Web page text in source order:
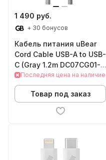
1 490 руб.
+ 30 бонусов
Кабель питания uBear
Cord Cable USB-A to USB-
C (Gray 1.2m DC07CG01-
AC)Последняя цена на наличие
Товар под заказ